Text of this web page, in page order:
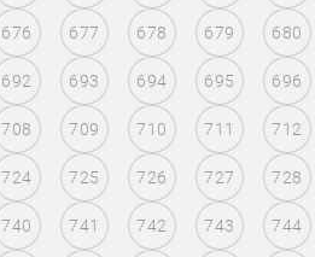
676 677 678 679 680
692 693 694 695 696
708 709 710 711 712
724 725 726 727 728
740 741 742 743 744